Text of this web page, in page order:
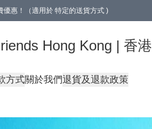
惠！（適用於 特定的送貨方式 )
Hong Kong | 香港
方式關於我們退貨及退款政策